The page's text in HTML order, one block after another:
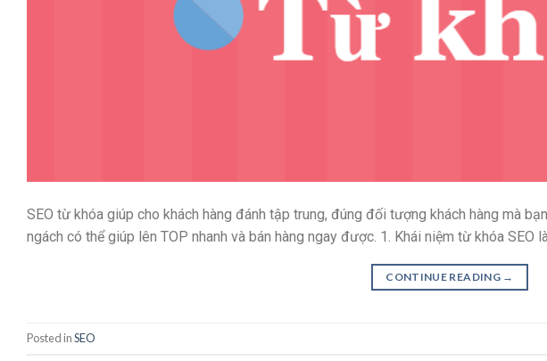
SEO từ khóa giúp cho khách hàng đánh tập trung, đúng đối tượng khách hàng mà
ngách có thể giúp lên TOP nhanh và bán hàng ngay được. 1. Khái niệm từ khóa SEO
CONTINUE READING →
Posted inSEO